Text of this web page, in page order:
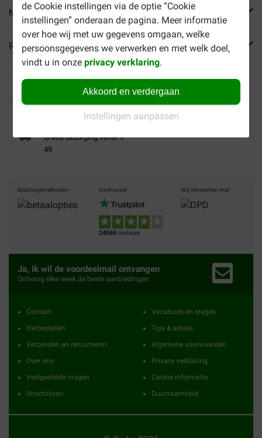
de Cookie instellingen via de optie “Cookie
instellingen” onderaan de pagina. Meer informatie
over hoe wij met uw gegevens omgaan, welke
persoonsgegevens we verwerken en met welk doel,
vindt u in onzeprivacy verklaring.
Akkoord en verdergaan
Instellingen aanpassen
Meer informatie
Reviews
Tot 40% goedkoper Veilig betalen
Gratis bezorging vanaf €
49
Betalingsmethoden Vertrouwd
24569 reviews
Wij verzenden met
Ja, ik wil de voordeelmail ontvangen
Ontvang elke week de beste aanbiedingen
Contact
Herbestellen
Verzenden en retourneren
Over ons
Veelgestelde vragen
Uitschrijven
Vacatures en stages
Tips & advies
Algemene voorwaarden
Privacy verklaring
Cookie informatie
Duurzaamheid